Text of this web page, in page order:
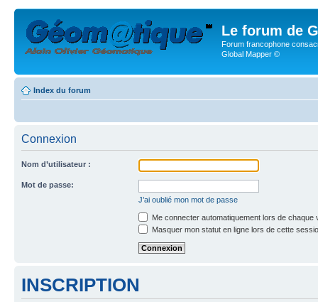
Le forum de
Forum francophone
Global Mapper ©
Index du forum
Connexion
Nom d’utilisateur :
Mot de passe:
J’ai oublié mon mot de passe
Me connecter automatiquement lors de chaque
Masquer mon statut en ligne lors de cette
INSCRIPTION